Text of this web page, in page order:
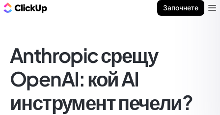
Започнете
Anthropic срещу
OpenAI: кой AI
инструмент печели?